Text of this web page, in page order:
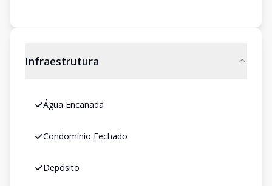
Infraestrutura
Água Encanada
Condomínio Fechado
Depósito